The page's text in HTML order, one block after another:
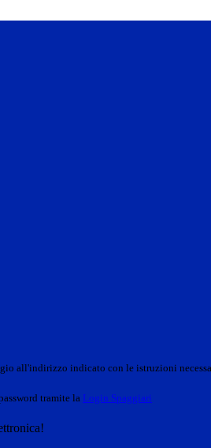
all'indirizzo indicato con le istruzioni
tramite la Login Spaggiari